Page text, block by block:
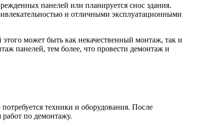
панелей или планируется снос здания.
и отличными эксплуатационными
может быть как некачественный монтаж, так и
панелей, тем более, что провести демонтаж и
техники и оборудования. После
по демонтажу.